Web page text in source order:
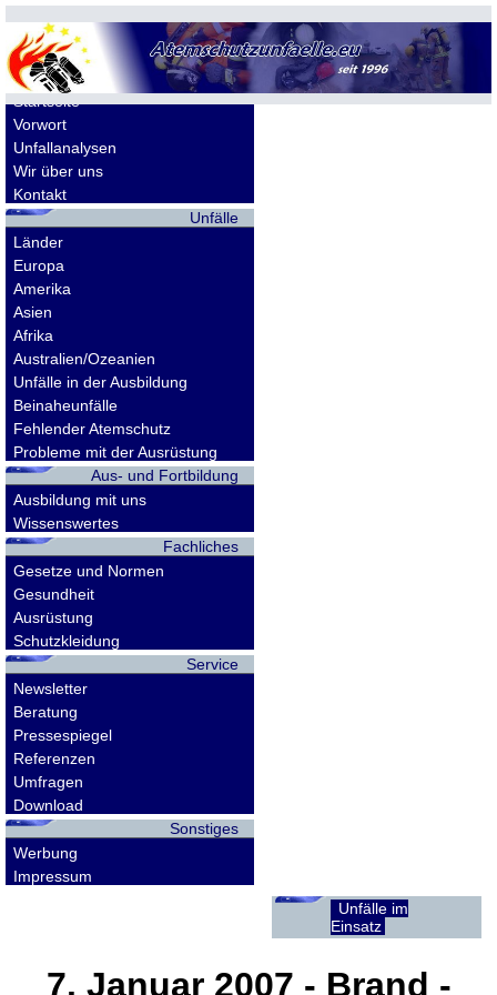
Allgemeines
Startseite
Vorwort
Unfallanalysen
Wir über uns
Kontakt
Unfälle
Länder
Europa
Amerika
Asien
Afrika
Australien/Ozeanien
Unfälle in der Ausbildung
Beinaheunfälle
Fehlender Atemschutz
Probleme mit der Ausrüstung
Aus- und Fortbildung
Ausbildung mit uns
Wissenswertes
Fachliches
Gesetze und Normen
Gesundheit
Ausrüstung
Schutzkleidung
Service
Newsletter
Beratung
Pressespiegel
Referenzen
Umfragen
Download
Sonstiges
Werbung
Impressum
Unfälle im
Einsatz
7. Januar 2007 - Brand -